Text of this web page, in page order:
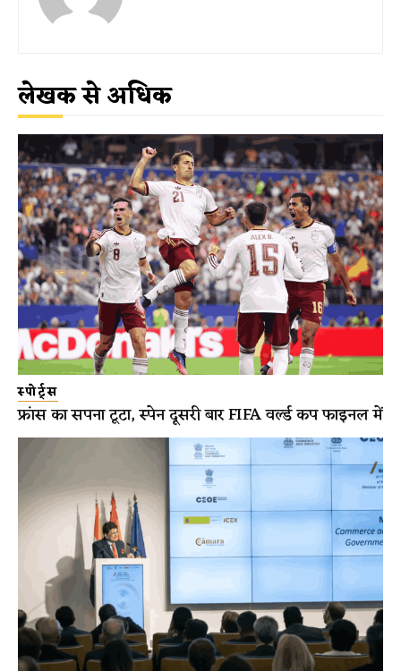
लेखक से अधिक
स्पोर्ट्स
फ्रांस का सपना टूटा, स्पेन दूसरी बार FIFA वर्ल्ड कप फाइनल में